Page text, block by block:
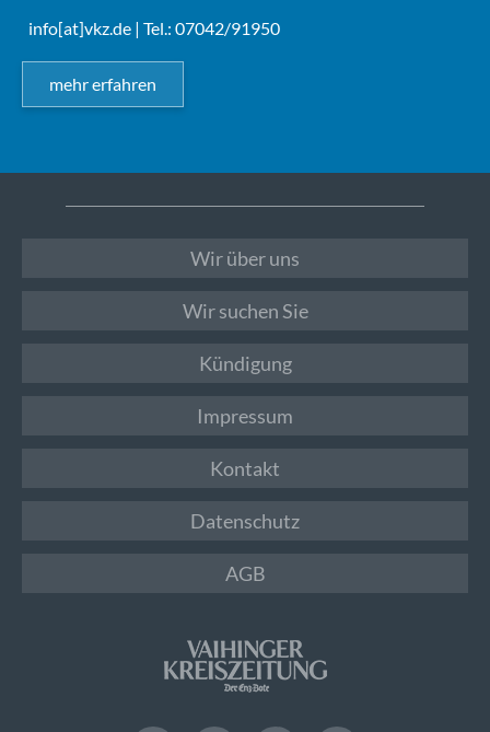
info[at]vkz.de | Tel.: 07042/91950
mehr erfahren
Wir über uns
Wir suchen Sie
Kündigung
Impressum
Kontakt
Datenschutz
AGB